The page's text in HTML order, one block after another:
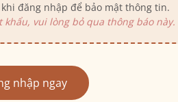
đăng nhập để bảo mật thông tin.
vui lòng bỏ qua thông báo này.
nhập ngay